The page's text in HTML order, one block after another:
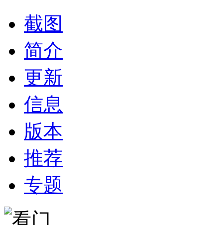
截图
简介
更新
信息
版本
推荐
专题